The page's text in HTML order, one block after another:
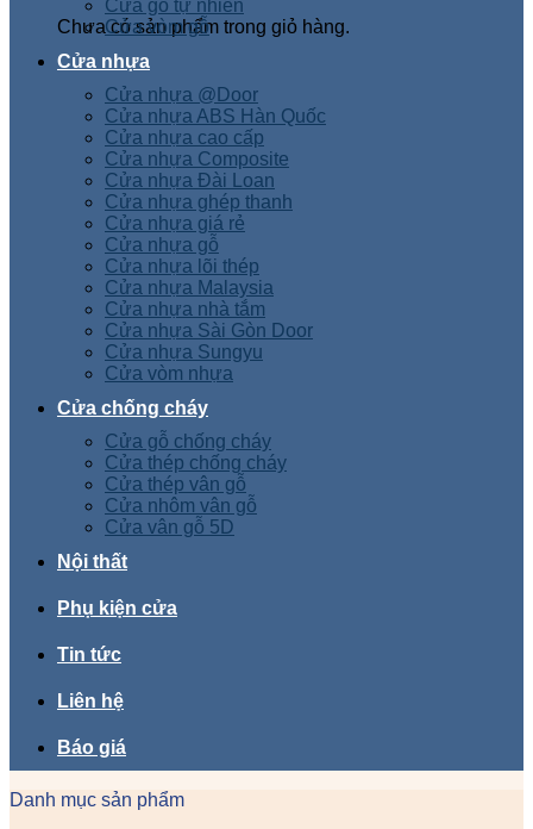
Chưa có sản phẩm trong giỏ hàng.
Cửa gỗ tự nhiên
Cửa vòm gỗ
Cửa nhựa
Cửa nhựa @Door
Cửa nhựa ABS Hàn Quốc
Cửa nhựa cao cấp
Cửa nhựa Composite
Cửa nhựa Đài Loan
Cửa nhựa ghép thanh
Cửa nhựa giá rẻ
Cửa nhựa gỗ
Cửa nhựa lõi thép
Cửa nhựa Malaysia
Cửa nhựa nhà tắm
Cửa nhựa Sài Gòn Door
Cửa nhựa Sungyu
Cửa vòm nhựa
Cửa chống cháy
Cửa gỗ chống cháy
Cửa thép chống cháy
Cửa thép vân gỗ
Cửa nhôm vân gỗ
Cửa vân gỗ 5D
Nội thất
Phụ kiện cửa
Tin tức
Liên hệ
Báo giá
Danh mục sản phẩm